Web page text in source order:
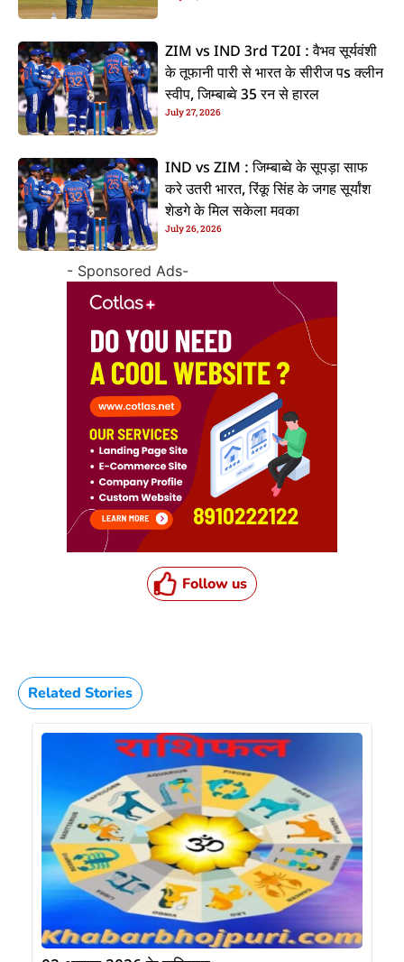
ZIM vs IND 3rd T20I : वैभव सूर्यवंशी
के तूफानी पारी से भारत के सीरीज पs क्लीन
स्वीप, जिम्बाब्वे 35 रन से हारल
July 27, 2026
IND vs ZIM : जिम्बाब्वे के सूपड़ा साफ
करे उतरी भारत, रिंकू सिंह के जगह सूर्यांश
शेडगे के मिल सकेला मवका
July 26, 2026
- Sponsored Ads-
Follow us
Related Stories